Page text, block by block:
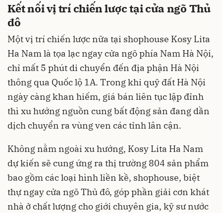
Kết nối vị trí chiến lược tại cửa ngõ Thủ
đô
Một vị trí chiến lược nữa tại shophouse Kosy Lita
Ha Nam là tọa lạc ngay cửa ngõ phía Nam Hà Nội,
chỉ mất 5 phút di chuyển đến địa phận Hà Nội
thông qua Quốc lộ 1A. Trong khi quỹ đất Hà Nội
ngày càng khan hiếm, giá bán liên tục lập đỉnh
thì xu hướng nguồn cung bất động sản đang dần
dịch chuyển ra vùng ven các tỉnh lân cận.
Không nằm ngoài xu hướng, Kosy Lita Ha Nam
dự kiến sẽ cung ứng ra thị trường 804 sản phẩm
bao gồm các loại hình liền kề, shophouse, biệt
thự ngay cửa ngõ Thủ đô, góp phần giải cơn khát
nhà ở chất lượng cho giới chuyên gia, kỹ sư nước